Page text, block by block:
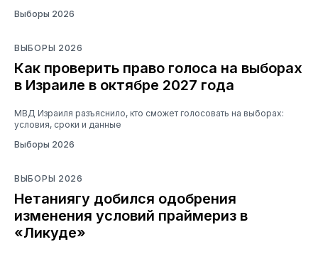
Выборы 2026
ВЫБОРЫ 2026
Как проверить право голоса на выборах
в Израиле в октябре 2027 года
МВД Израиля разъяснило, кто сможет голосовать на выборах:
условия, сроки и данные
Выборы 2026
ВЫБОРЫ 2026
Нетаниягу добился одобрения
изменения условий праймериз в
«Ликуде»